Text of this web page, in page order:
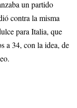
un partido
contra la misma
para Italia, que
a 34, con la idea, de